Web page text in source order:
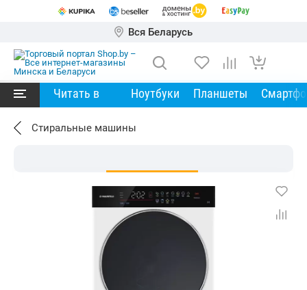
Вся Беларусь
Читать в Ноутбуки Планшеты
Стиральные машины